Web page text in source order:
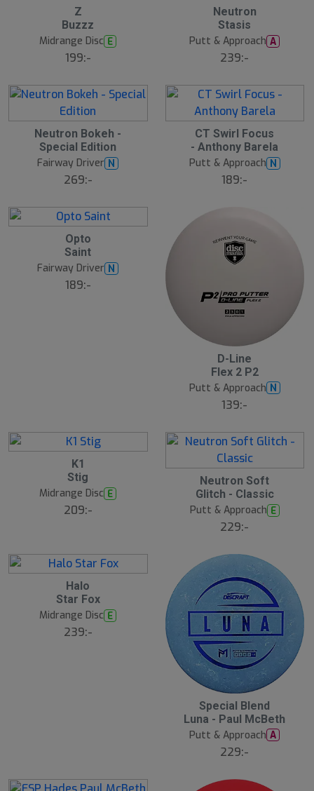
Z
Buzzz
Midrange Disc E
199:-
Neutron
Stasis
Putt & Approach A
239:-
Neutron Bokeh -
Special Edition
Fairway Driver N
269:-
CT Swirl Focus
- Anthony Barela
Putt & Approach N
189:-
Opto
Saint
Fairway Driver N
189:-
D-Line
Flex 2 P2
Putt & Approach N
139:-
K1
Stig
Midrange Disc E
209:-
Neutron Soft
Glitch - Classic
Putt & Approach E
229:-
Halo
Star Fox
Midrange Disc E
239:-
Special Blend
Luna - Paul McBeth
Putt & Approach A
229:-